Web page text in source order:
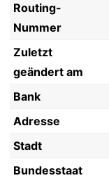
Routing-
Nummer
Zuletzt
geändert am
Bank
Adresse
Stadt
Bundesstaat